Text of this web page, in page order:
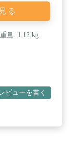
る
量: 1.12 kg
レビューを書く